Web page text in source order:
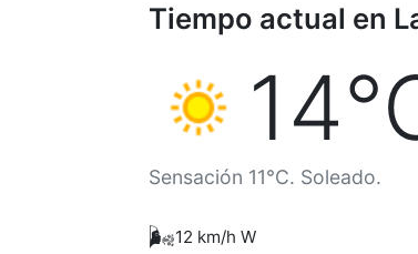
Tiempo actual en
Sensación 11°C. Soleado.
🌬️12 km/h W